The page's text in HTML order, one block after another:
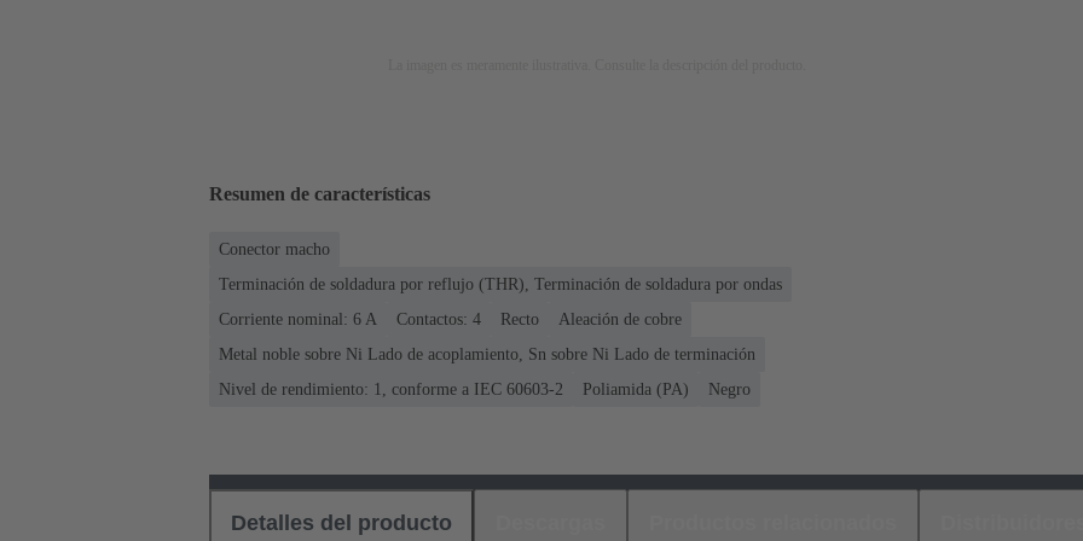
Resumen de características
Conector macho
Terminación de soldadura por reflujo (THR), Terminación de soldadura por ondas
Corriente nominal: ‌6 A
Contactos: 4 Recto
Aleación de cobre
Metal noble sobre Ni Lado de acoplamiento, Sn sobre Ni Lado de terminación
Nivel de rendimiento: 1, conforme a IEC 60603-2
Poliamida (PA) Negro
Detalles del producto